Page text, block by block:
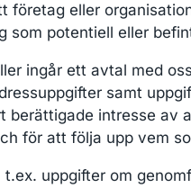
eller
potentiell eller
ingår ett avtal med
samt
intresse av
för att följa upp vem
uppgifter om